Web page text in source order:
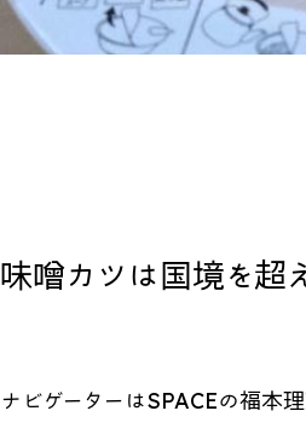
味噌カツは国境を超
ナビゲーターはSPACEの福本理